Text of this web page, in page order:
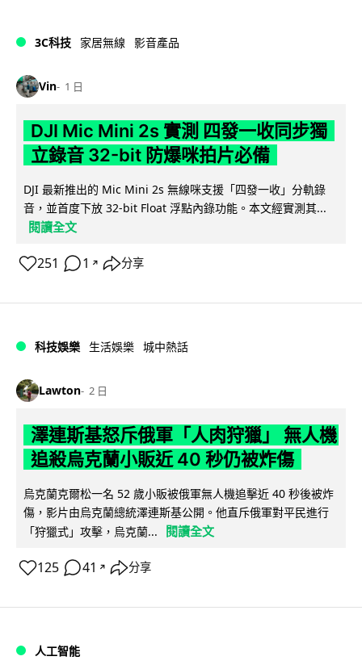
3C科技 家居無線 影音產品
Vin 1 日
DJI Mic Mini 2s 實測 四發一收同步獨
立錄音 32-bit 防爆咪拍片必備
DJI 最新推出的 Mic Mini 2s 無線咪支援「四發一收」分軌錄
音，並首度下放 32-bit Float 浮點內錄功能。本文經實測其...
閱讀全文
251 1 ↗ 分享
科技娛樂 生活娛樂 城中熱話
Lawton 2 日
澤連斯基怒斥俄軍「人肉狩獵」 無人機
追殺烏克蘭小販近 40 秒仍被炸傷
烏克蘭克爾松一名 52 歲小販被俄軍無人機追擊近 40 秒後被炸
傷，影片由烏克蘭總統澤連斯基公開。他直斥俄軍對平民進行
「狩獵式」攻擊，烏克蘭...
閱讀全文
125 41 ↗ 分享
人工智能